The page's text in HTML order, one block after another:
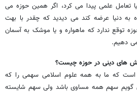
تعامل علمی پیدا می کرد، اگر همین حوزه می
به دنیا عرضه کند می دیدید که چقدر با بهت
توقع ندارد که ماهواره و یا موشک به آسمان
می دهیم.
های دینی در حوزه چیست؟
که ما به همه علوم اسلامی سهمی را که
گویم سهم همه مساوی باشد ولی سهم شایسته